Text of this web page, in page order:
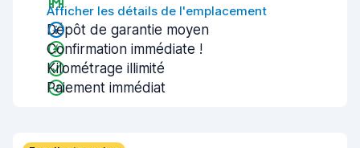
Afficher les détails de l'emplacement
Dépôt de garantie moyen
Confirmation immédiate !
Kilométrage illimité
Paiement immédiat